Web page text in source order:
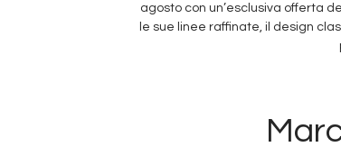
agosto con un’esclusiva offerta
le sue linee raffinate, il design